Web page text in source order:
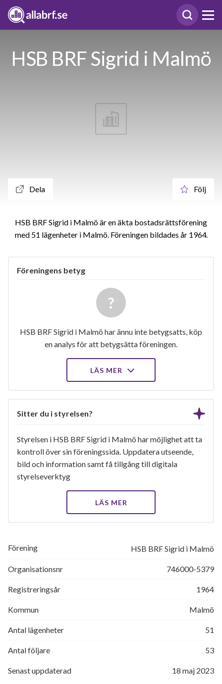
HSB BRF Sigrid i Malmö
Dela Följ
HSB BRF Sigrid i Malmö är en äkta bostadsrättsförening
med 51 lägenheter i Malmö. Föreningen bildades år 1964
Föreningens betyg
HSB BRF Sigrid i Malmö har ännu inte betygsatts, köp
en analys för att betygsätta föreningen.
LÄS MER
Sitter du i styrelsen?
Styrelsen i HSB BRF Sigrid i Malmö har möjlighet att ta
kontroll över sin föreningssida. Uppdatera utseende,
bild och information samt få tillgång till digitala
styrelseverktyg
LÄS MER
Förening HSB BRF Sigrid i Malmö
Organisationsnr 746000-5379
Registreringsår 1964
Kommun Malmö
Antal lägenheter 51
Antal följare 53
Senast uppdaterad 18 maj 2023